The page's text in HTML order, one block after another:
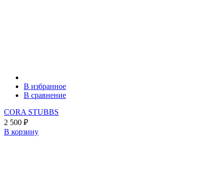
В избранное
В сравнение
CORA STUBBS
2 500 ₽
В корзину